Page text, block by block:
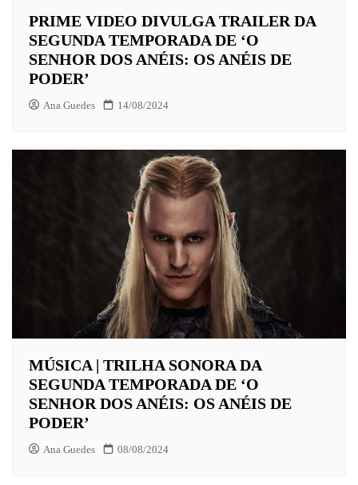
PRIME VIDEO DIVULGA TRAILER DA
SEGUNDA TEMPORADA DE ‘O
SENHOR DOS ANÉIS: OS ANÉIS DE
PODER’
Ana Guedes 14/08/2024
MÚSICA | TRILHA SONORA DA
SEGUNDA TEMPORADA DE ‘O
SENHOR DOS ANÉIS: OS ANÉIS DE
PODER’
Ana Guedes 08/08/2024